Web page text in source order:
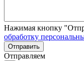
Нажимая кнопку
обработку
Отправляем